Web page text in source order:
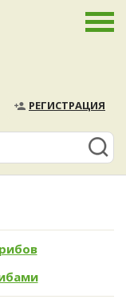
РЕГИСТРАЦИЯ